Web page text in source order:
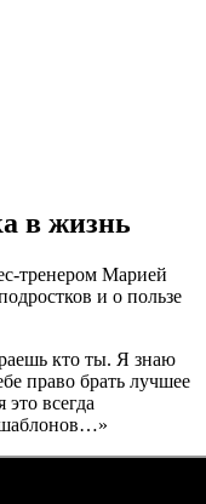
в жизнь
тренером Марией
и о пользе
кто ты. Я знаю
право брать лучшее
всегда
шаблонов…»